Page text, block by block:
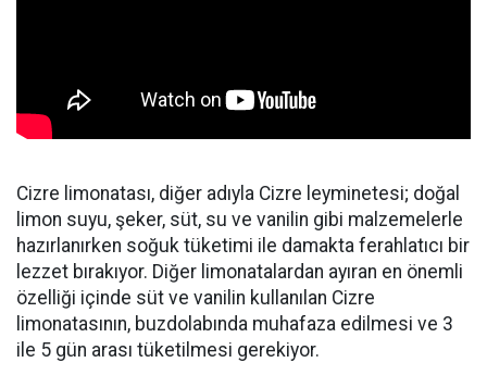
Cizre limonatası, diğer adıyla Cizre leyminetesi; doğal
limon suyu, şeker, süt, su ve vanilin gibi malzemelerle
hazırlanırken soğuk tüketimi ile damakta ferahlatıcı bir
lezzet bırakıyor. Diğer limonatalardan ayıran en önemli
özelliği içinde süt ve vanilin kullanılan Cizre
limonatasının, buzdolabında muhafaza edilmesi ve 3
ile 5 gün arası tüketilmesi gerekiyor.